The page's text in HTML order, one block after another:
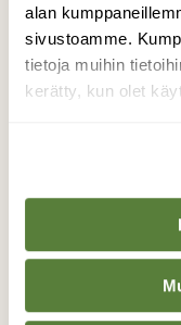
alan
sivustoamme.
tietoja muihin
kerätty, kun olet
Olin
Ukonselällä
hulvaton tuuli
häiritä. Tuli
Valokuvaaja: